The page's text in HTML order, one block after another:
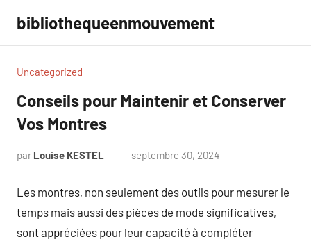
contenu
bibliothequeenmouvement
Uncategorized
Conseils pour Maintenir et Conserver
Vos Montres
par Louise KESTEL septembre 30, 2024
Les montres, non seulement des outils pour mesurer le
temps mais aussi des pièces de mode significatives,
sont appréciées pour leur capacité à compléter